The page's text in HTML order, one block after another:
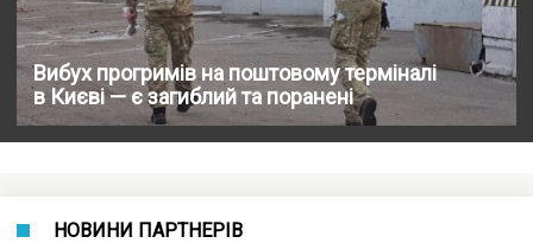
Вибух прогримів на поштовому терміналі
в Києві — є загиблий та поранені
НОВИНИ ПАРТНЕРІВ